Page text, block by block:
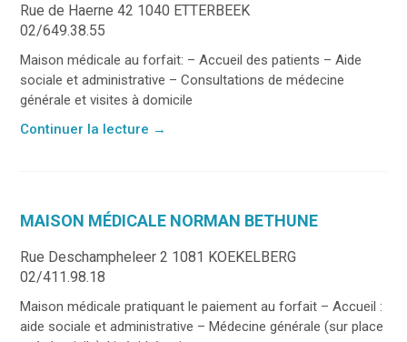
Rue de Haerne 42 1040 ETTERBEEK
02/649.38.55
Maison médicale au forfait: – Accueil des patients – Aide
sociale et administrative – Consultations de médecine
générale et visites à domicile
Continuer la lecture →
MAISON MÉDICALE NORMAN BETHUNE
Rue Deschampheleer 2 1081 KOEKELBERG
02/411.98.18
Maison médicale pratiquant le paiement au forfait – Accueil :
aide sociale et administrative – Médecine générale (sur place